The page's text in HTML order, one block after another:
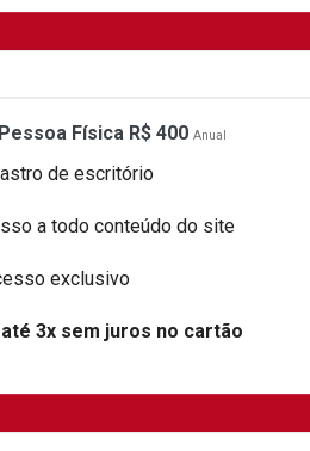
Pessoa Física R$ 400 Anual
de escritório
a todo conteúdo do site
exclusivo
3x sem juros no cartão